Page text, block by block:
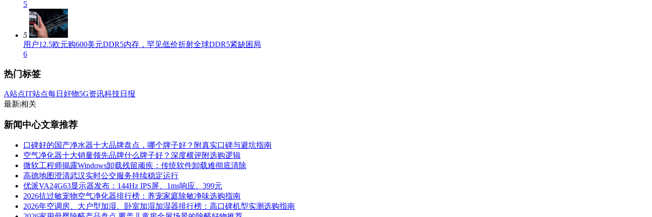
5
5
用户12.5欧元购600美元DDR5内存，罕见低价折射全球DDR5紧缺困局
6
热门标签
A站点IT站点每日好物5G资讯科技日报
最新相关
新闻中心文章推荐
口碑好的国产净水器十大品牌盘点，哪个牌子好？附真实口碑与避坑指南
空气净化器十大销量领先品牌什么牌子好？深度横评附选购逻辑
微软工程师揭露Windows卸载残留顽疾：传统软件卸载难彻底清除
高德地图澄清武汉实时公交服务持续稳定运行
优派VA24G63显示器发布：144Hz IPS屏、1ms响应、399元
2026抗过敏宠物空气净化器排行榜：养宠家庭除敏净味选购指南
2026年空调房、大户型加湿、卧室加湿加湿器排行榜：高口碑机型实测选购指南